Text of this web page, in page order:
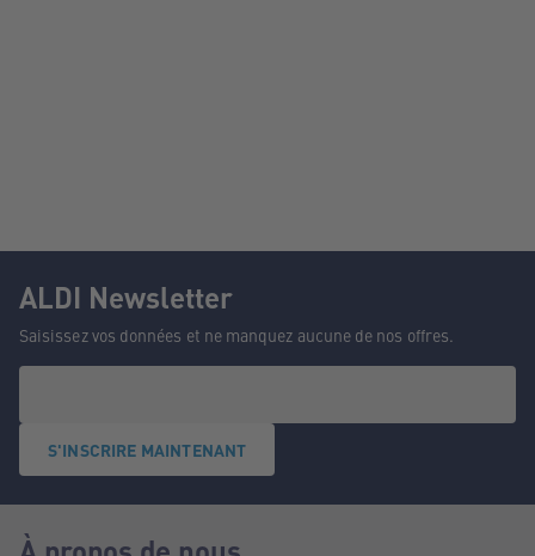
ALDI Newsletter
Saisissez vos données et ne manquez aucune de nos offres.
S'INSCRIRE MAINTENANT